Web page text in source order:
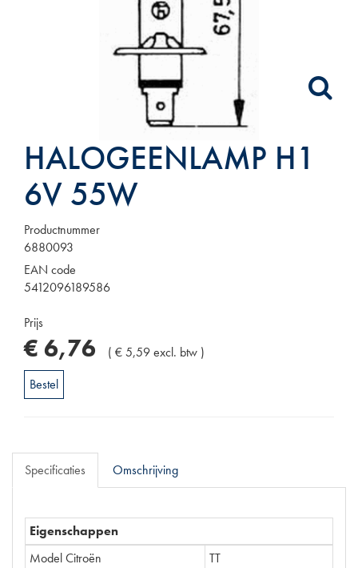
HALOGEENLAMP H1
6V 55W
Productnummer
6880093
EAN code
5412096189586
Prijs
€ 6,76 ( €5,59excl. btw )
Bestel
Specificaties Omschrijving
Eigenschappen
Model Citroën
TT